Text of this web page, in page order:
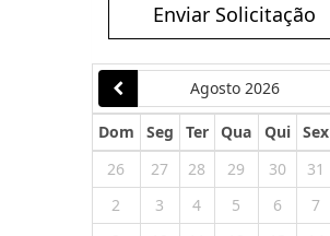
Enviar Solicitação
Agosto 2026
Dom Seg Ter Qua Qui Sex
26
27 28 29 30 31
2
3 4 5 6 7